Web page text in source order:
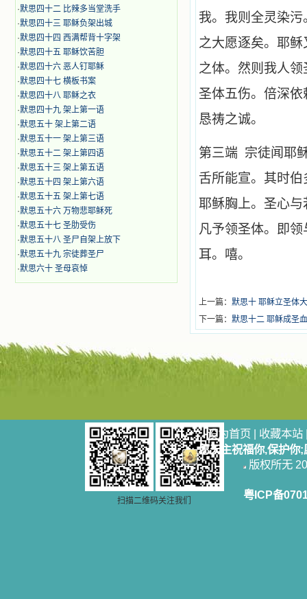
·默思四十二 比辣多当堂洗手
·默思四十三 耶稣负架出城
·默思四十四 西满帮背十字架
·默思四十五 耶稣饮苦胆
·默思四十六 恶人钉耶稣
·默思四十七 横板书案
·默思四十八 耶稣之衣
·默思四十九 架上第一语
·默思五十 架上第二语
·默思五十一 架上第三语
·默思五十二 架上第四语
·默思五十三 架上第五语
·默思五十四 架上第六语
·默思五十五 架上第七语
·默思五十六 万物悲耶稣死
·默思五十七 圣肋受伤
·默思五十八 圣尸自架上放下
·默思五十九 宗徒葬圣尸
·默思六十 圣母哀悼
我。我则全灵染
之大愿逐矣。耶
之体。然则我人
圣体五伤。倍深
恳祷之诚。
第三端 宗徒闻耶
舌所能宣。其时
耶稣胸上。圣心
凡予领圣体。即
耳。嘻。
上一篇： 默思十 耶稣立圣体
下一篇： 默思十二 耶稣成圣
扫描二维码关注我们
设为首页 | 收藏本站
愿天主祝福你,保护你
版权所无
粤ICP备